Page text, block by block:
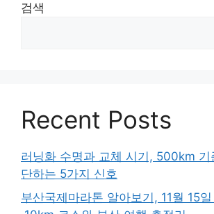
검색
Recent Posts
러닝화 수명과 교체 시기, 500km 기
단하는 5가지 신호
부산국제마라톤 알아보기, 11월 15